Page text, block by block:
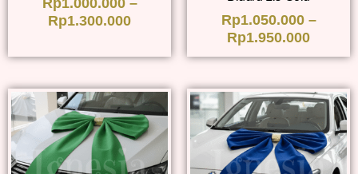
Rp1.000.000 –
Rp1.300.000 Rp1.050.000 –
Rp1.950.000